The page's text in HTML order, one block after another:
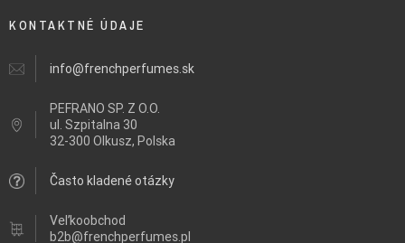
KONTAKTNÉ ÚDAJE
info@frenchperfumes.sk
PEFRANO SP. Z O.O.
ul. Szpitalna 30
32-300 Olkusz, Polska
Často kladené otázky
Veľkoobchod
b2b@frenchperfumes.pl